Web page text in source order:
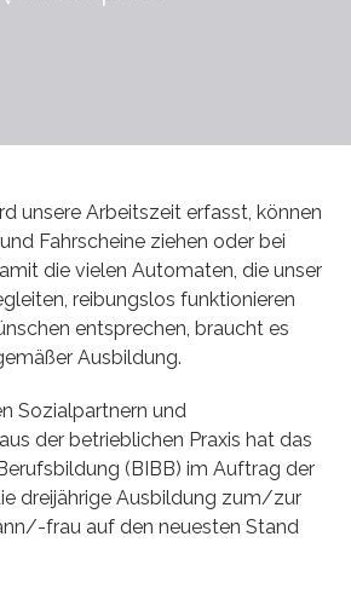
unsere Arbeitszeit erfasst, können
Fahrscheine ziehen oder bei
die vielen Automaten, die unser
reibungslos funktionieren
entsprechen, braucht es
Ausbildung.
Sozialpartnern und
der betrieblichen Praxis hat das
(BIBB) im Auftrag der
dreijährige Ausbildung zum/zur
frau auf den neuesten Stand